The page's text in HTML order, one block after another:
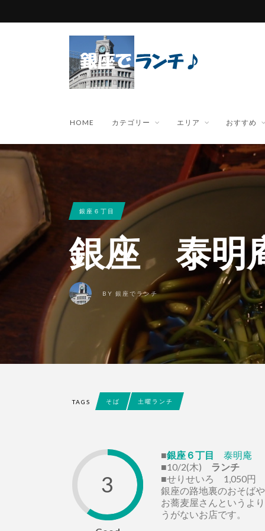
HOME カテゴリー エリア おすすめ
銀座６丁目
銀座 泰明
BY 銀座でランチ
TAGS そば 土曜ランチ
3
■銀座６丁目
泰明庵
■10/2(木) ランチ
■せりせいろ 1,050円
銀座の路地裏のおそば
お蕎麦屋さんというよ
うがないお店です。